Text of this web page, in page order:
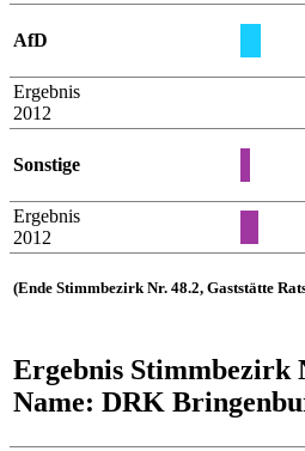
AfD
Ergebnis
2012
Sonstige
Ergebnis
2012
(Ende Stimmbezirk Nr. 48.2, Gaststätte
Ergebnis Stimmbezirk
Name: DRK